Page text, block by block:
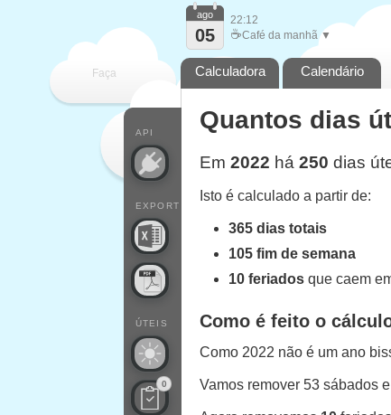
Faça
cada
API
EXPORT
ÚTEIS
0
ago
05
22:12
☕Café da manhã ▼
Calculadora Calendário
Quantos dias
Em 2022 há 250 dias
Isto é calculado a partir de:
365 dias totais
105 fim de semana
10 feriados que caem
Como é feito o
Como 2022 não é um ano
Vamos remover 53 sábados